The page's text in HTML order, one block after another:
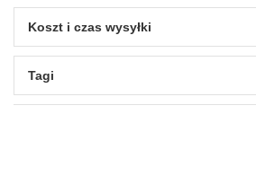
Koszt i czas wysyłki
Tagi